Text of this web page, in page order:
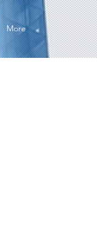
More